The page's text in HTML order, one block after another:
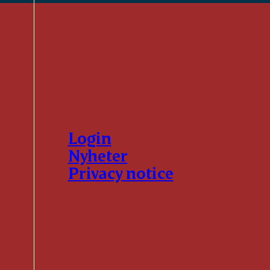
Login
Nyheter
Privacy notice